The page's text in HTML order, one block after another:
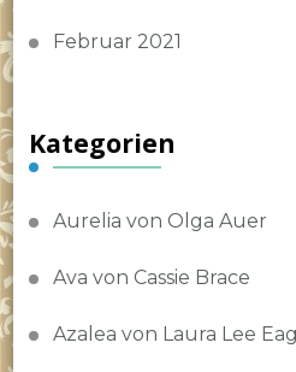
Februar 2021
Kategorien
Aurelia von Olga Auer
Ava von Cassie Brace
Azalea von Laura Lee